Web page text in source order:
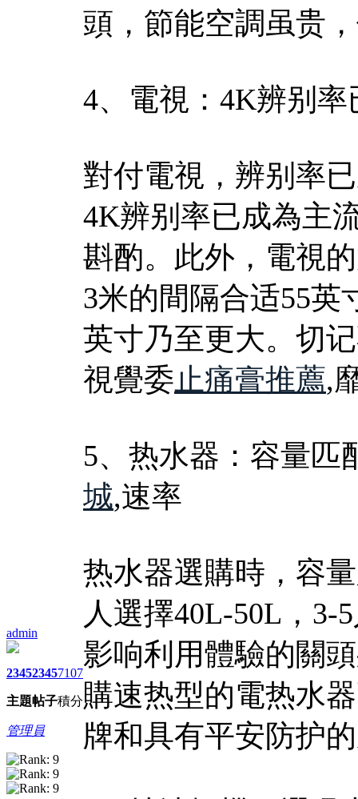
admin
2345
主題
2345
帖子
7107
積分
管理員
頭，節能空調虽贵
4、電視：4K辨别率
對付電視，辨别率
4K辨别率已成為主
斟酌。此外，電視
3米的間隔合适55英
英寸乃至更大。切
視覺委止痛膏推薦,
5、热水器：容量匹
城,速率
热水器選購時，容
人選擇40L-50L，3-
影响利用體驗的關
購速热型的電热水
牌和具有平安防护